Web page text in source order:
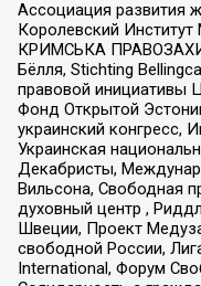
Ассоциация развития
Королевский
КРИМСЬКА
Бёлля, Stichting
правовой инициативы
Фонд Открытой
украинский конгресс,
Украинская
Декабристы,
Вильсона, Свободная
духовный центр ,
Швеции, Проект
свободной России,
International, Форум